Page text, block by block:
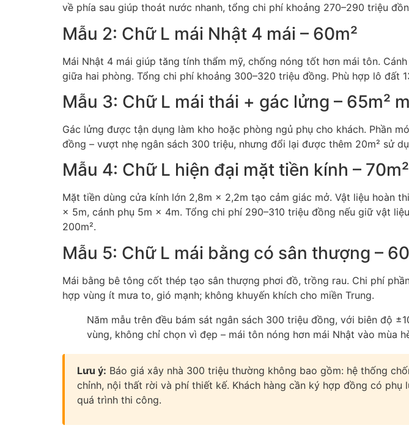
về phía sau giúp thoát nước nhanh, tổng chi phí khoảng 270–290 triệu
Mẫu 2: Chữ L mái Nhật 4 mái – 60m²
Mái Nhật 4 mái giúp tăng tính thẩm mỹ, chống nóng tốt hơn mái tôn.
giữa hai phòng. Tổng chi phí khoảng 300–320 triệu đồng. Phù hợp lô đất
Mẫu 3: Chữ L mái thái + gác lửng – 65m²
Gác lửng được tận dụng làm kho hoặc phòng ngủ phụ cho khách. Phần
đồng – vượt nhẹ ngân sách 300 triệu, nhưng đổi lại được thêm 20m² sử
Mẫu 4: Chữ L hiện đại mặt tiền kính – 70m²
Mặt tiền dùng cửa kính lớn 2,8m × 2,2m tạo cảm giác mở. Vật liệu hoàn
× 5m, cánh phụ 5m × 4m. Tổng chi phí 290–310 triệu đồng nếu giữ vật
200m².
Mẫu 5: Chữ L mái bằng có sân thượng –
Mái bằng bê tông cốt thép tạo sân thượng phơi đồ, trồng rau. Chi phí
hợp vùng ít mưa to, gió mạnh; không khuyến khích cho miền Trung.
Năm mẫu trên đều bám sát ngân sách 300 triệu đồng, với biên độ
vùng, không chỉ chọn vì đẹp – mái tôn nóng hơn mái Nhật vào mùa
Lưu ý: Báo giá xây nhà 300 triệu thường không bao gồm: hệ thống
chỉnh, nội thất rời và phí thiết kế. Khách hàng cần ký hợp đồng có
quá trình thi công.